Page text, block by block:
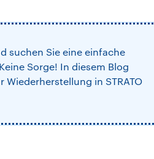
suchen Sie eine einfache
Sorge! In diesem Blog
in STRATO